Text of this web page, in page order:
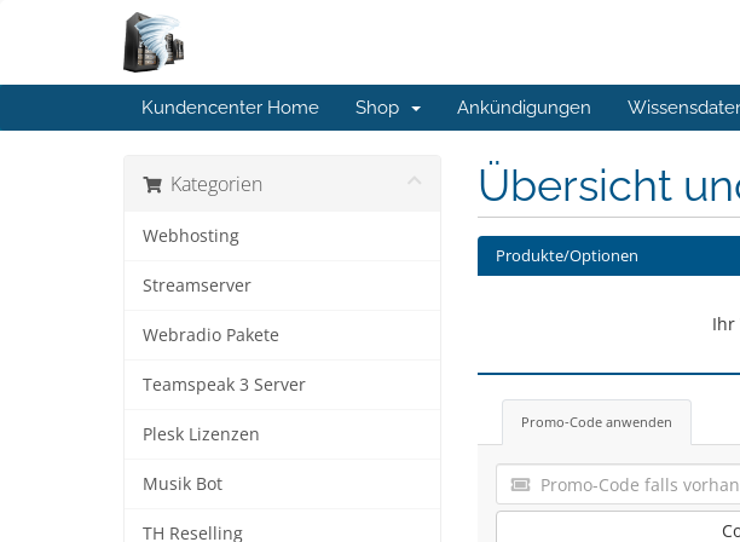
Kundencenter Home Shop Ankündigungen
Kategorien
Webhosting
Streamserver
Webradio Pakete
Teamspeak 3 Server
Plesk Lizenzen
Musik Bot
TH Reselling
Übersicht
Produkte/Optionen
Ihr
Promo-Code anwenden